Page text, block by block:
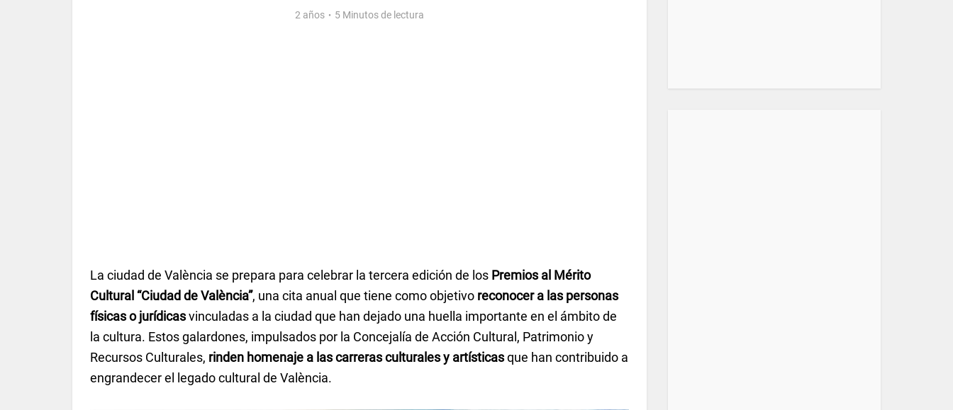
2 años 5 Minutos de lectura
La ciudad de València se prepara para celebrar la tercera edición de los Premios al Mérito
Cultural “Ciudad de València”, una cita anual que tiene como objetivo reconocer a las personas
físicas o jurídicasvinculadas a la ciudad que han dejado una huella importante en el ámbito de
la cultura. Estos galardones, impulsados por la Concejalía de Acción Cultural, Patrimonio y
Recursos Culturales, rinden homenaje a las carreras culturales y artísticasque han contribuido a
engrandecer el legado cultural de València.